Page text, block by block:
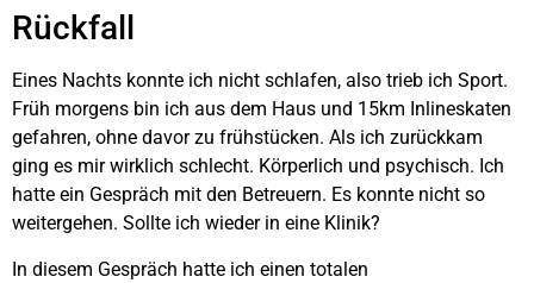
Rückfall
Eines Nachts konnte ich nicht schlafen, also trieb ich Sport.
Früh morgens bin ich aus dem Haus und 15km Inlineskaten
gefahren, ohne davor zu frühstücken. Als ich zurückkam
ging es mir wirklich schlecht. Körperlich und psychisch. Ich
hatte ein Gespräch mit den Betreuern. Es konnte nicht so
weitergehen. Sollte ich wieder in eine Klinik?
In diesem Gespräch hatte ich einen totalen